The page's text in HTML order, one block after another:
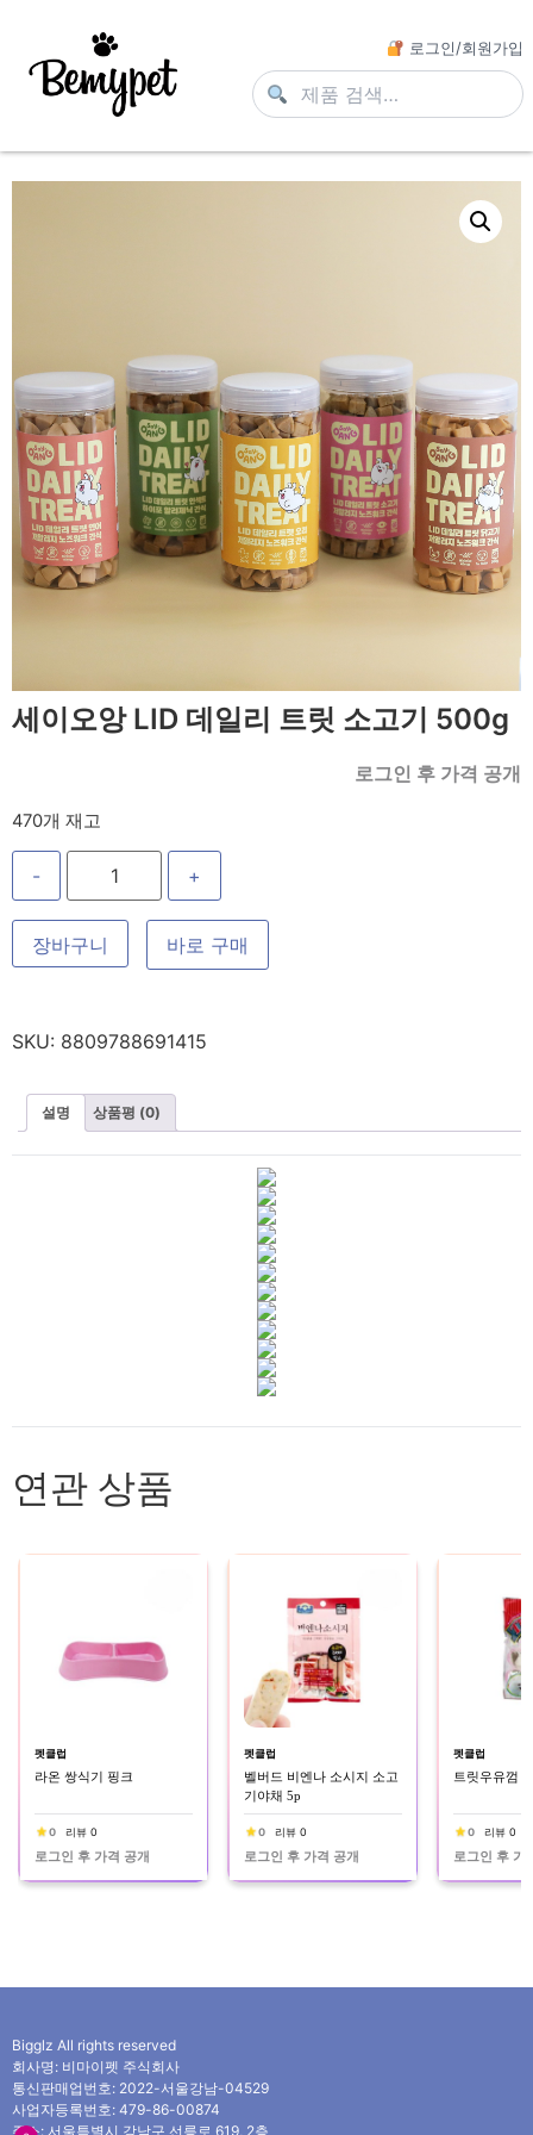
로그인/회원가입
세이오앙 LID 데일리 트릿 소고기 500g
로그인 후 가격 공개
470개 재고
- +
장바구니 바로 구매
SKU: 8809788691415
설명 상품평 (0)
연관 상품
펫클럽
라온 쌍식기 핑크
0 리뷰 0
로그인 후 가격 공개
펫클럽
벨버드 비엔나 소시지 소고
기야채 5p
0 리뷰 0
로그인 후 가격 공개
펫클럽
트릿우유껌
0 리뷰 0
로그인 후 가
Bigglz All rights reserved
회사명: 비마이펫 주식회사
통신판매업번호: 2022-서울강남-04529
사업자등록번호: 479-86-00874
주소: 서울특별시 강남구 선릉로 619, 2층